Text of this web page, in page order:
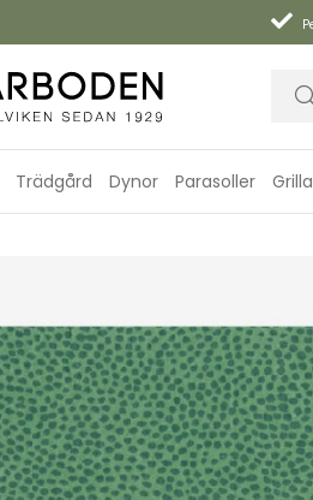
Trädgård Dynor Parasoller